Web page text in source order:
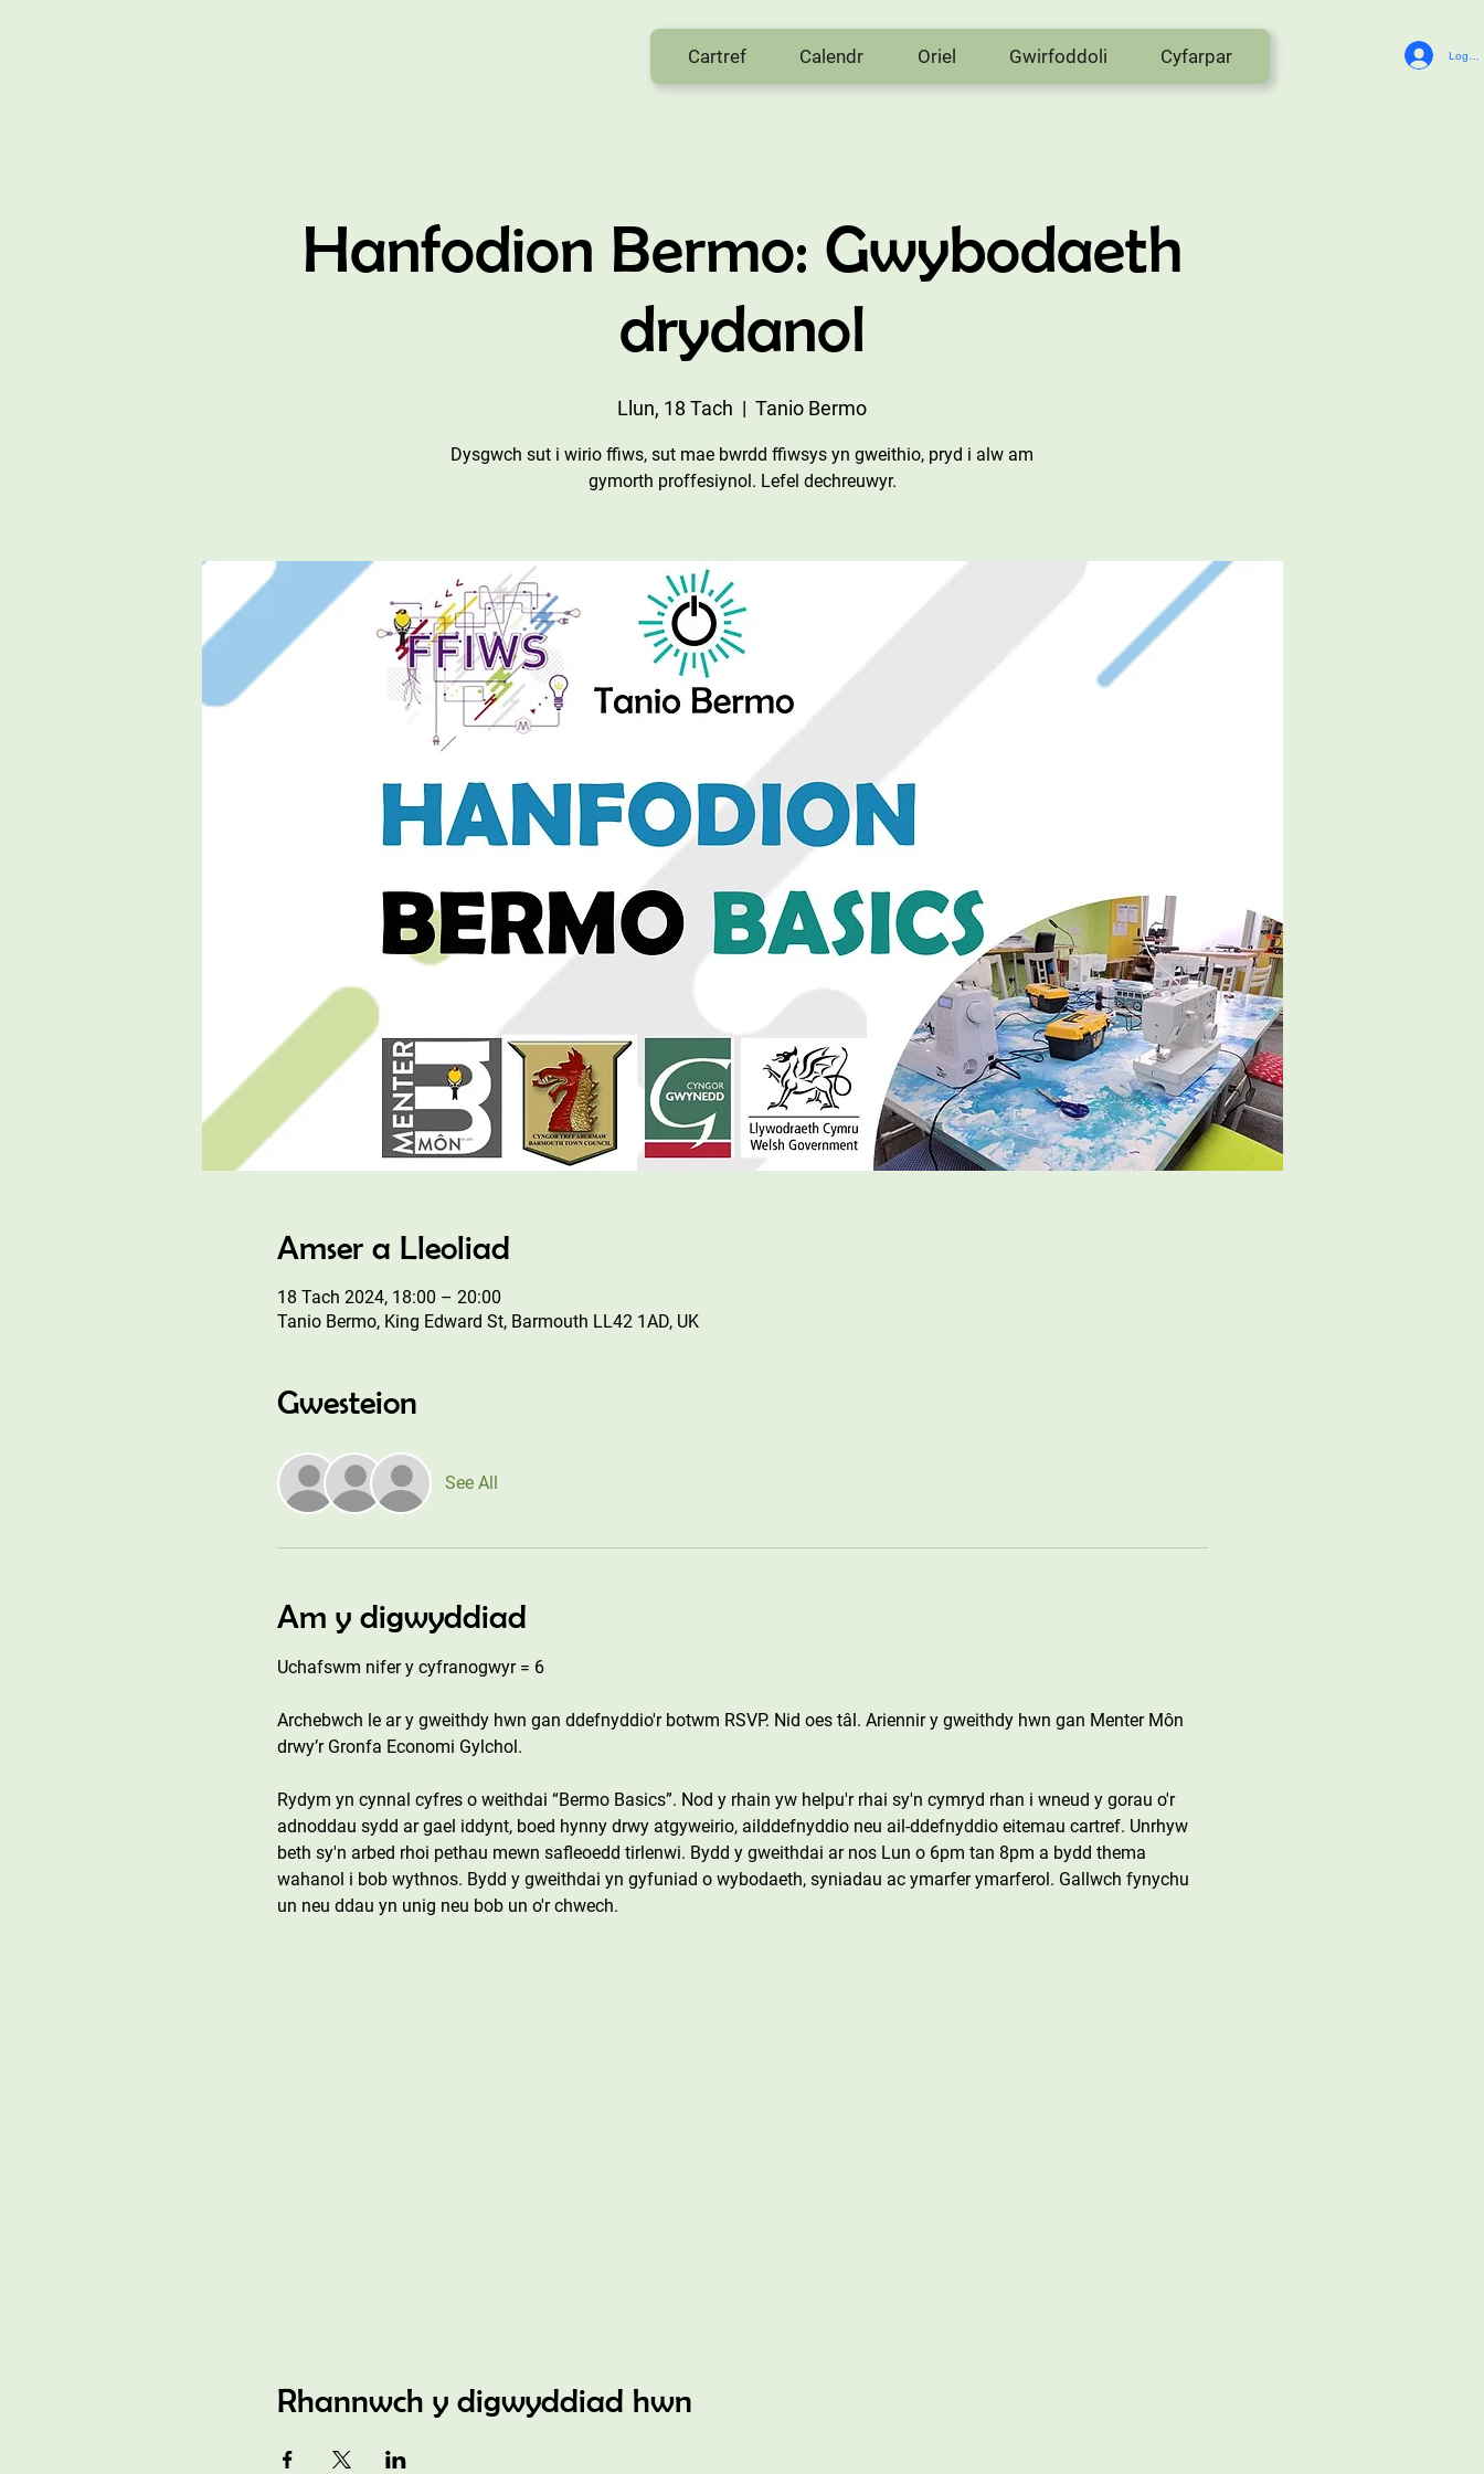
Cartref Calendr Oriel Gwirfoddoli Cyfarpar Log In
Hanfodion Bermo: Gwybodaeth
drydanol
Llun, 18 Tach
  |
Tanio Bermo
Dysgwch sut i wirio ffiws, sut mae bwrdd ffiwsys yn gweithio, pryd i alw am
gymorth proffesiynol. Lefel dechreuwyr.
Amser a Lleoliad
18 Tach 2024, 18:00 – 20:00
Tanio Bermo, King Edward St, Barmouth LL42 1AD, UK
Gwesteion
See All
Am y digwyddiad
Uchafswm nifer y cyfranogwyr = 6
Archebwch le ar y gweithdy hwn gan ddefnyddio'r botwm RSVP. Nid oes tâl. Ariennir y gweithdy hwn gan Menter Môn
drwy’r Gronfa Economi Gylchol.
Rydym yn cynnal cyfres o weithdai “Bermo Basics”. Nod y rhain yw helpu'r rhai sy'n cymryd rhan i wneud y gorau o'r
adnoddau sydd ar gael iddynt, boed hynny drwy atgyweirio, ailddefnyddio neu ail-ddefnyddio eitemau cartref. Unrhyw
beth sy'n arbed rhoi pethau mewn safleoedd tirlenwi. Bydd y gweithdai ar nos Lun o 6pm tan 8pm a bydd thema
wahanol i bob wythnos. Bydd y gweithdai yn gyfuniad o wybodaeth, syniadau ac ymarfer ymarferol. Gallwch fynychu
un neu ddau yn unig neu bob un o'r chwech.
Rhannwch y digwyddiad hwn